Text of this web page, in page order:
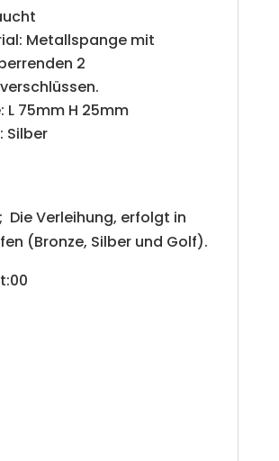
Metallspange mit
2
L 75mm H 25mm
Silber
Die Verleihung, erfolgt in
(Bronze, Silber und Golf).